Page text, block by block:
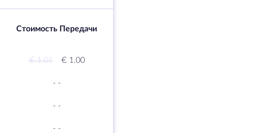
Стоимость Передачи
€ 1.01 € 1.00
- -
- -
- -